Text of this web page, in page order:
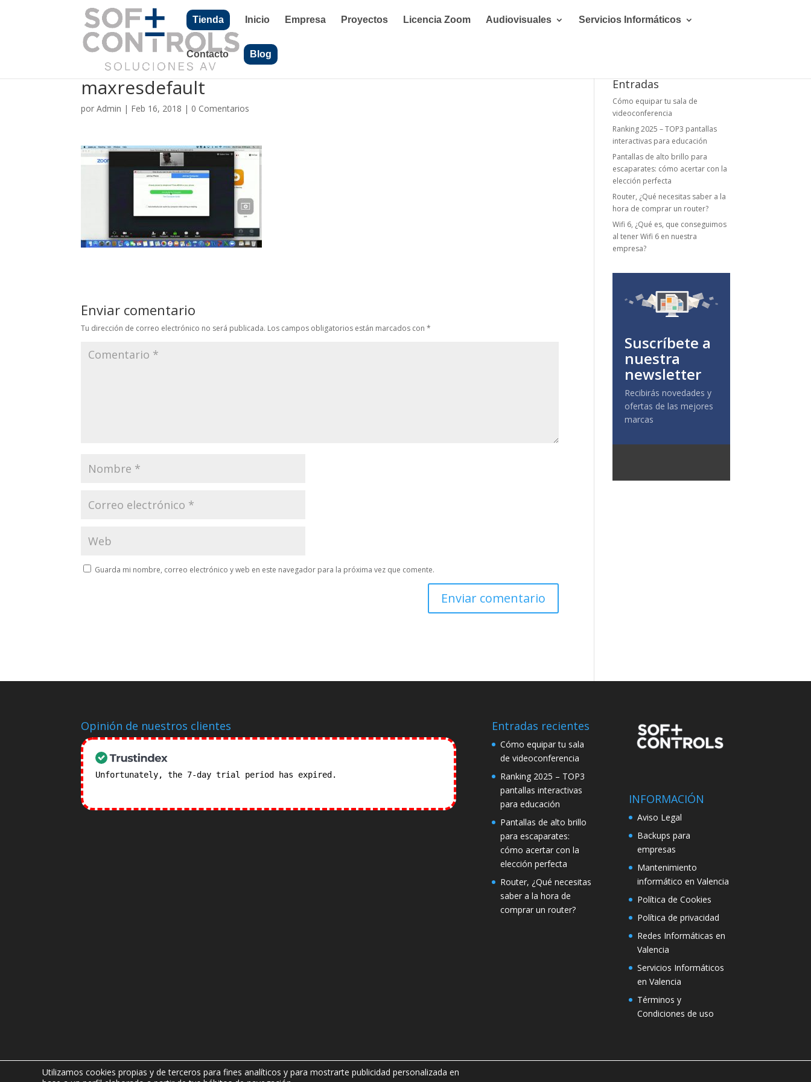
Tienda Inicio Empresa Proyectos Licencia Zoom Audiovisuales Servicios Informáticos
Contacto Blog
maxresdefault
porAdmin | Feb 16, 2018 | 0 Comentarios
Enviar comentario
Tu dirección de correo electrónico no será publicada. Los campos obligatorios están marcados con*
Guarda mi nombre, correo electrónico y web en este navegador para la próxima vez que comente.
Entradas
Cómo equipar tu sala de
videoconferencia
Ranking 2025 – TOP3 pantallas
interactivas para educación
Pantallas de alto brillo para
escaparates: cómo acertar con la
elección perfecta
Router, ¿Qué necesitas saber a la
hora de comprar un router?
Wifi 6, ¿Qué es, que conseguimos
al tener Wifi 6 en nuestra
empresa?
Suscríbete a
nuestra
newsletter
Recibirás novedades y
ofertas de las mejores
marcas
Opinión de nuestros clientes
Unfortunately, the 7-day trial period has expired.
Entradas recientes
Cómo equipar tu sala
de videoconferencia
Ranking 2025 – TOP3
pantallas interactivas
para educación
Pantallas de alto brillo
para escaparates:
cómo acertar con la
elección perfecta
Router, ¿Qué necesitas
saber a la hora de
comprar un router?
INFORMACIÓN
Aviso Legal
Backups para
empresas
Mantenimiento
informático en Valencia
Política de Cookies
Política de privacidad
Redes Informáticas en
Valencia
Servicios Informáticos
en Valencia
Términos y
Condiciones de uso
Copyright © 2019 Soft Controls Soluciones Audiovisuales SL
Utilizamos cookies propias y de terceros para fines analíticos y para mostrarte publicidad personalizada en